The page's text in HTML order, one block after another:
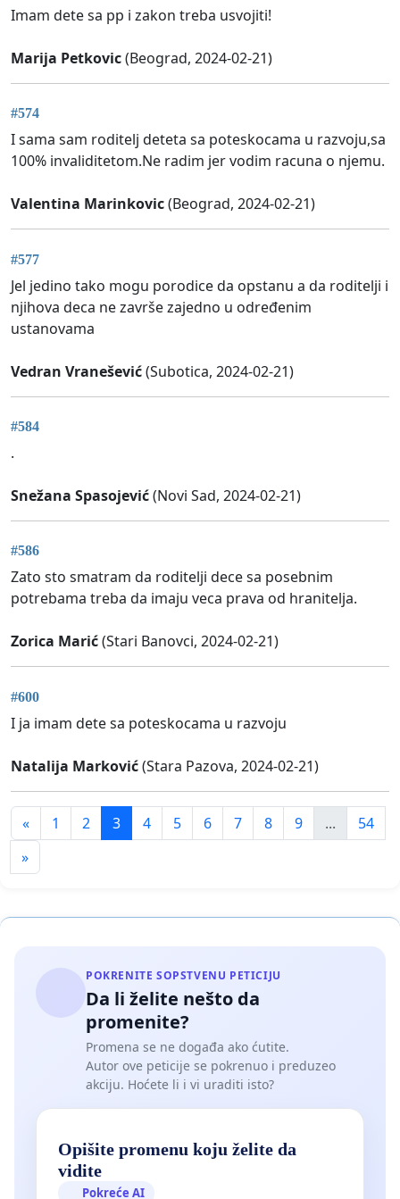
Imam dete sa pp i zakon treba usvojiti!
Marija Petkovic(Beograd, 2024-02-21)
#574
I sama sam roditelj deteta sa poteskocama u razvoju,sa
100% invaliditetom.Ne radim jer vodim racuna o njemu.
Valentina Marinkovic(Beograd, 2024-02-21)
#577
Jel jedino tako mogu porodice da opstanu a da roditelji i
njihova deca ne završe zajedno u određenim
ustanovama
Vedran Vranešević(Subotica, 2024-02-21)
#584
.
Snežana Spasojević(Novi Sad, 2024-02-21)
#586
Zato sto smatram da roditelji dece sa posebnim
potrebama treba da imaju veca prava od hranitelja.
Zorica Marić(Stari Banovci, 2024-02-21)
#600
I ja imam dete sa poteskocama u razvoju
Natalija Marković(Stara Pazova, 2024-02-21)
« 1 2 3 4 5 6 7 8 9 ...
54
»
POKRENITE SOPSTVENU PETICIJU
Da li želite nešto da
promenite?
Promena se ne događa ako ćutite.
Autor ove peticije se pokrenuo i preduzeo
akciju. Hoćete li i vi uraditi isto?
Opišite promenu koju želite da
vidite
Pokreće AI